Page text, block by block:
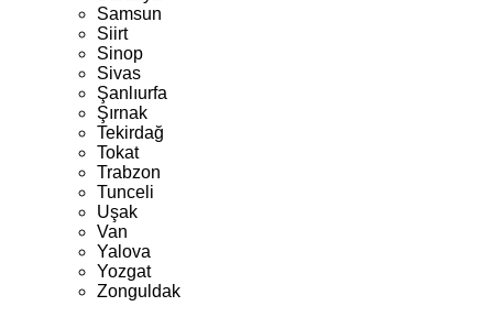
Samsun
Siirt
Sinop
Sivas
Şanlıurfa
Şırnak
Tekirdağ
Tokat
Trabzon
Tunceli
Uşak
Van
Yalova
Yozgat
Zonguldak